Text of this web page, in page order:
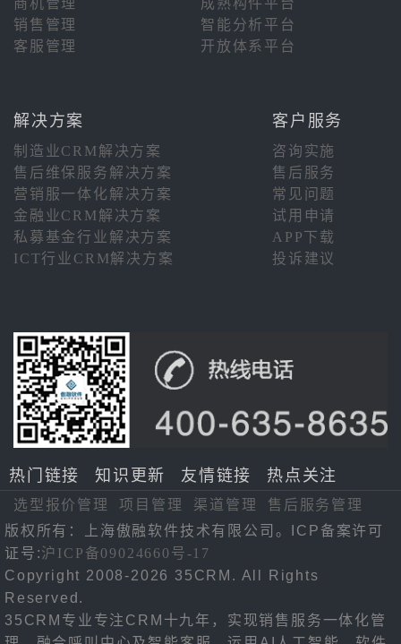
销售管理
智能分析平台
客服管理
开放体系平台
解决方案 客户服务
制造业CRM解决方案
咨询实施
售后维保服务解决方案
售后服务
营销服一体化解决方案
常见问题
金融业CRM解决方案
试用申请
私募基金行业解决方案
APP下载
ICT行业CRM解决方案
投诉建议
热门链接 知识更新 友情链接 热点关注
选型报价管理 项目管理 渠道管理
售后服务管理
版权所有：上海傲融软件技术有限公司。ICP备案许可
证号:沪ICP备09024660号-17
Copyright 2008-2026 35CRM. All Rights
Reserved.
35CRM专业专注CRM十九年，实现销售服务一体化管